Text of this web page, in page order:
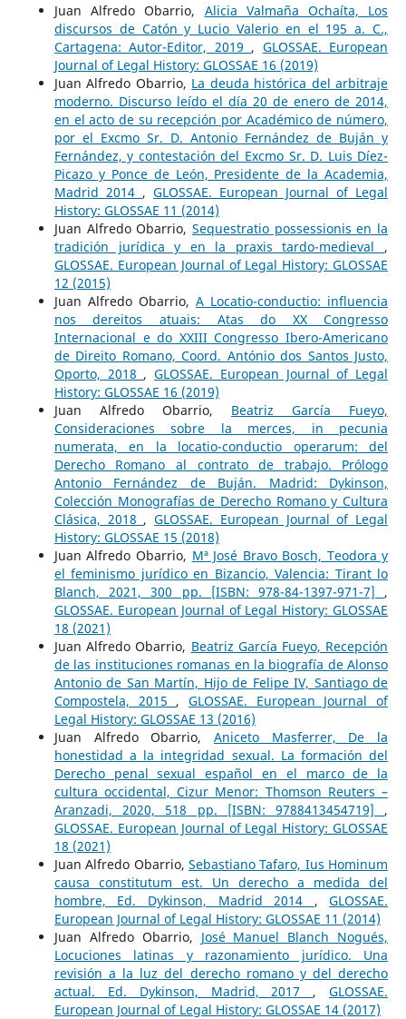
Juan Alfredo Obarrio, Alicia Valmaña Ochaíta, Los
discursos de Catón y Lucio Valerio en el 195 a. C.,
Cartagena: Autor-Editor, 2019 , GLOSSAE. European
Journal of Legal History: GLOSSAE 16 (2019)
Juan Alfredo Obarrio, La deuda histórica del arbitraje
moderno. Discurso leído el día 20 de enero de 2014,
en el acto de su recepción por Académico de número,
por el Excmo Sr. D. Antonio Fernández de Buján y
Fernández, y contestación del Excmo Sr. D. Luis Díez-
Picazo y Ponce de León, Presidente de la Academia,
Madrid 2014 ,GLOSSAE. European Journal of Legal
History: GLOSSAE 11 (2014)
Juan Alfredo Obarrio, Sequestratio possessionis en la
tradición jurídica y en la praxis tardo-medieval ,
GLOSSAE. European Journal of Legal History: GLOSSAE
12 (2015)
Juan Alfredo Obarrio,A Locatio-conductio: influencia
nos dereitos atuais: Atas do XX Congresso
Internacional e do XXIII Congresso Ibero-Americano
de Direito Romano, Coord. António dos Santos Justo,
Oporto, 2018 ,GLOSSAE. European Journal of Legal
History: GLOSSAE 16 (2019)
Juan Alfredo Obarrio, Beatriz García Fueyo,
Consideraciones sobre la merces, in pecunia
numerata, en la locatio-conductio operarum: del
Derecho Romano al contrato de trabajo. Prólogo
Antonio Fernández de Buján. Madrid: Dykinson,
Colección Monografías de Derecho Romano y Cultura
Clásica, 2018 ,GLOSSAE. European Journal of Legal
History: GLOSSAE 15 (2018)
Juan Alfredo Obarrio, Mª José Bravo Bosch, Teodora y
el feminismo jurídico en Bizancio, Valencia: Tirant lo
Blanch, 2021, 300 pp. [ISBN: 978-84-1397-971-7] ,
GLOSSAE. European Journal of Legal History: GLOSSAE
18 (2021)
Juan Alfredo Obarrio, Beatriz García Fueyo, Recepción
de las instituciones romanas en la biografía de Alonso
Antonio de San Martín, Hijo de Felipe IV, Santiago de
Compostela, 2015 ,GLOSSAE. European Journal of
Legal History: GLOSSAE 13 (2016)
Juan Alfredo Obarrio, Aniceto Masferrer, De la
honestidad a la integridad sexual. La formación del
Derecho penal sexual español en el marco de la
cultura occidental, Cizur Menor: Thomson Reuters –
Aranzadi, 2020, 518 pp. [ISBN: 9788413454719] ,
GLOSSAE. European Journal of Legal History: GLOSSAE
18 (2021)
Juan Alfredo Obarrio, Sebastiano Tafaro, Ius Hominum
causa constitutum est. Un derecho a medida del
hombre, Ed. Dykinson, Madrid 2014 ,GLOSSAE.
European Journal of Legal History: GLOSSAE 11 (2014)
Juan Alfredo Obarrio, José Manuel Blanch Nogués,
Locuciones latinas y razonamiento jurídico. Una
revisión a la luz del derecho romano y del derecho
actual. Ed. Dykinson, Madrid, 2017 ,GLOSSAE.
European Journal of Legal History: GLOSSAE 14 (2017)